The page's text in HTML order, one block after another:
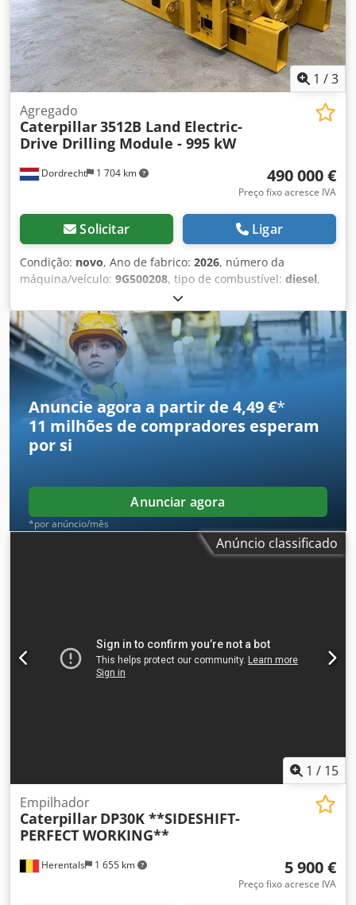
1 /3
Dordrecht 1 704 km
Agregado
Caterpillar3512B Land Electric-
Drive Drilling Module - 995 kW
490 000 €
Preço fixo acresce IVA
Solicitar Ligar
Condição: novo, Ano de fabrico: 2026, número da
máquina/veículo: 9G500208, tipo de combustível: diesel,
Caterpillar 3512B
Construção Peso vazio: 14.250 kg Potência do gerador:
1.421 kVA Credpfx Ajzhzw Djhujf Dimensões do
compartimento de carga: 605 x 266 x 232 cm Para mais
informações, entre em contato com a equipe DPX.
Anuncie agora a partir de 4,49 €*
11 milhões de compradores esperam
por si
Anunciar agora
*por anúncio/mês
Anúncio classificado
1 / 15
Herentals 1 655 km
Empilhador
Caterpillar DP30K **SIDESHIFT-
PERFECT WORKING**
5 900 €
Preço fixo acresce IVA